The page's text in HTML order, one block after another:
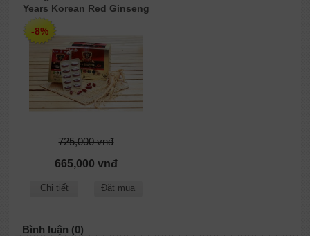
Years Korean Red Ginseng
Capsule Chong Kun Dang
-8%
725,000 vnđ
665,000 vnđ
Chi tiết Đặt mua
Bình luận (0)